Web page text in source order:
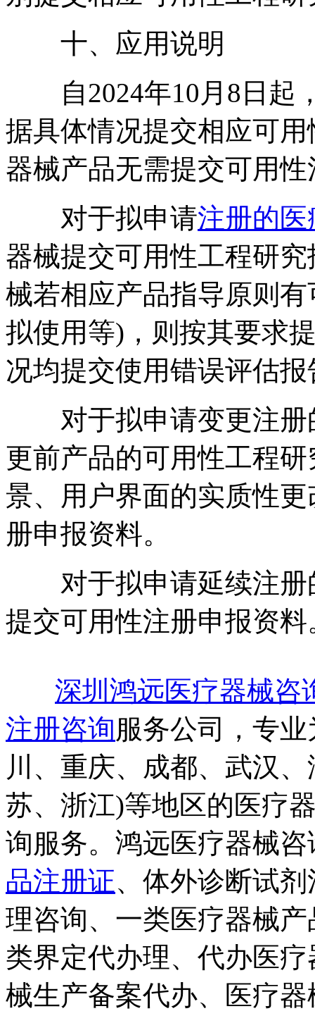
十、应用说明
自2024年10月8日起
据具体情况提交相应可
器械产品无需提交可用
对于拟申请注册的医
器械提交可用性工程研
械若相应产品指导原则
拟使用等)，则按其要求
况均提交使用错误评估报
对于拟申请变更注册
更前产品的可用性工程
景、用户界面的实质性
册申报资料。
对于拟申请延续注册
提交可用性注册申报资料
深圳鸿远医疗器械咨
注册咨询服务公司，专
川、重庆、成都、武汉
苏、浙江)等地区的医疗
询服务。鸿远医疗器械
品注册证、体外诊断试
理咨询、一类医疗器械
类界定代办理、代办医
械生产备案代办、医疗